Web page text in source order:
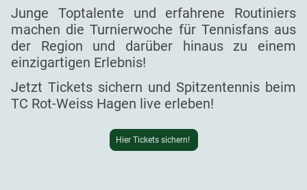
Junge Toptalente und erfahrene Routiniers
machen die Turnierwoche für Tennisfans aus
der Region und darüber hinaus zu einem
einzigartigen Erlebnis!
Jetzt Tickets sichern und Spitzentennis beim
TC Rot-Weiss Hagen live erleben!
Hier Tickets sichern!